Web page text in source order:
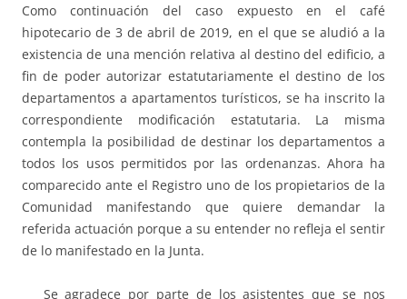
Como continuación del caso expuesto en el café
hipotecario de 3 de abril de 2019, en el que se aludió a la
existencia de una mención relativa al destino del edificio, a
fin de poder autorizar estatutariamente el destino de los
departamentos a apartamentos turísticos, se ha inscrito la
correspondiente modificación estatutaria. La misma
contempla la posibilidad de destinar los departamentos a
todos los usos permitidos por las ordenanzas. Ahora ha
comparecido ante el Registro uno de los propietarios de la
Comunidad manifestando que quiere demandar la
referida actuación porque a su entender no refleja el sentir
de lo manifestado en la Junta.
Se agradece por parte de los asistentes que se nos